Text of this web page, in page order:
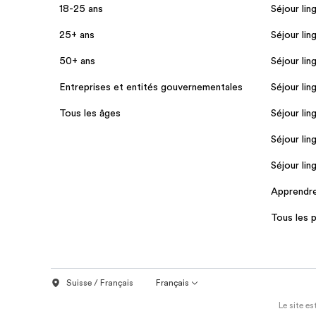
18-25 ans
25+ ans
50+ ans
Entreprises et entités gouvernementales
Tous les âges
Séjour
Séjour
Séjour
Séjour
Séjour
Séjour
Séjour
Tous les
Suisse / Français Français
Le site